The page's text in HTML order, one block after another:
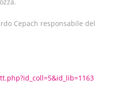
Cepach responsabile del